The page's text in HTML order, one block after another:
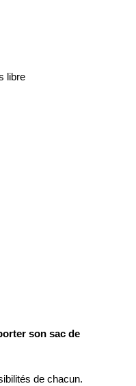
libre
son sac de
de chacun.